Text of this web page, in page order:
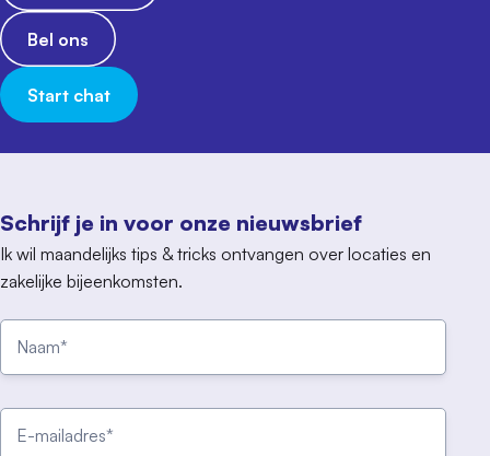
Schrijf je in voor onze nieuwsbrief
Ik wil maandelijks tips & tricks ontvangen over locaties en
zakelijke bijeenkomsten.
Bel ons
Start chat